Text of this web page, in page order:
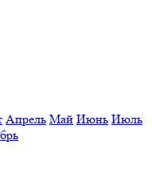
Апрель Май Июнь Июль